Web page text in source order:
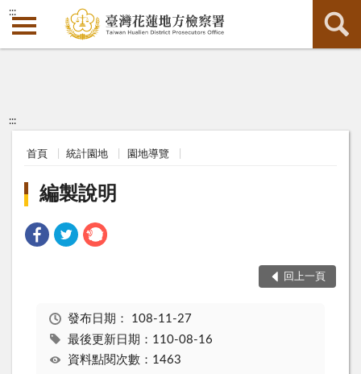
:::
:::
首頁 統計園地 園地導覽
編製說明
回上一頁
發布日期： 108-11-27
最後更新日期：110-08-16
資料點閱次數：1463